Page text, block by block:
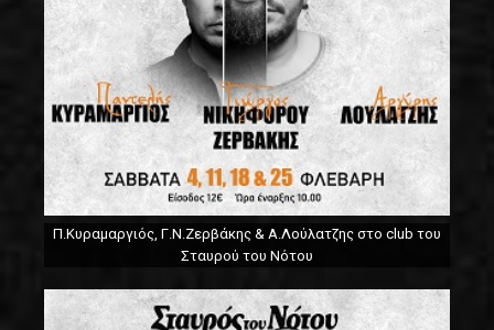
Π.Κυραμαργιός, Γ.Ν.Ζερβάκης & Α.Λούλατζης στο club του
Σταυρού του Νότου